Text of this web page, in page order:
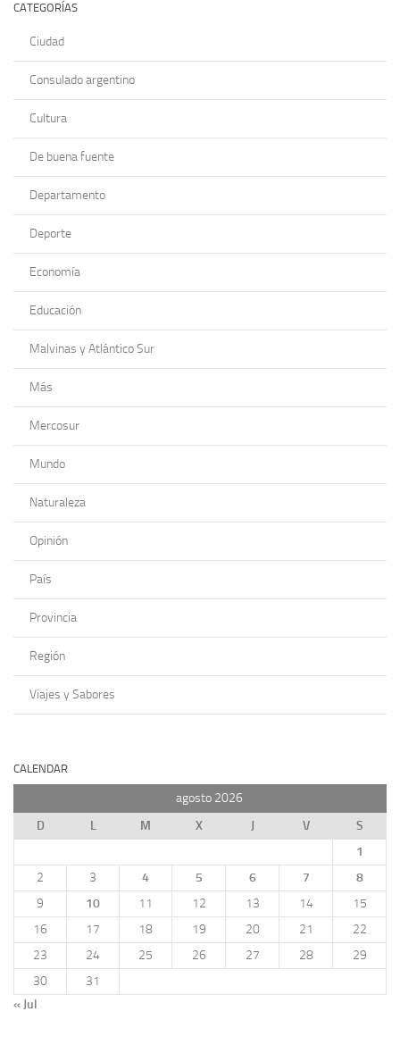
CATEGORÍAS
Ciudad
Consulado argentino
Cultura
De buena fuente
Departamento
Deporte
Economía
Educación
Malvinas y Atlántico Sur
Más
Mercosur
Mundo
Naturaleza
Opinión
País
Provincia
Región
Viajes y Sabores
CALENDAR
agosto 2026
D
L M X J V
S
1
2
3 4 5 6 7
8
9
10 11 12 13 14
15
16
17 18 19 20 21
22
23
24 25 26 27 28
29
30
31
« Jul